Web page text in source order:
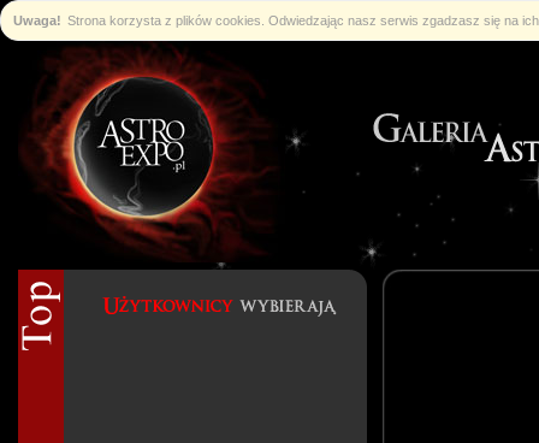
Uwaga! Strona korzysta z plików cookies. Odwiedzając nasz serwis zgadzasz się na